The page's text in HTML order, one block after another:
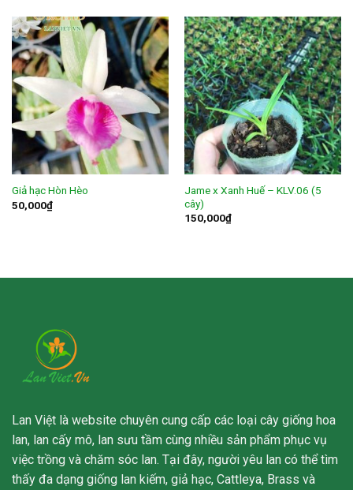
Giả hạc Hòn Hèo
50,000₫
Jame x Xanh Huế – KLV.06 (5
cây)
150,000₫
Lan Việt là website chuyên cung cấp các loại cây giống hoa
lan, lan cấy mô, lan sưu tầm cùng nhiều sản phẩm phục vụ
việc trồng và chăm sóc lan. Tại đây, người yêu lan có thể tìm
thấy đa dạng giống lan kiếm, giả hạc, Cattleya, Brass và